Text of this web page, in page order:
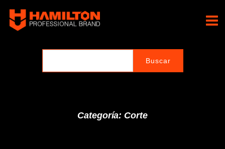
contenido
Categoría: Corte